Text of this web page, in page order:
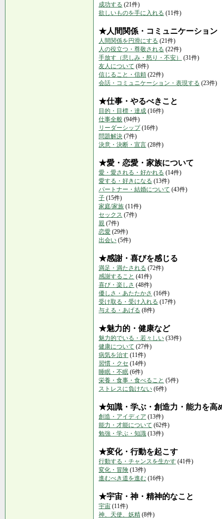
成功する (21件)
欲しいものを手に入れる (11件)
★人間関係・コミュニケーション
人間関係を円滑にする (21件)
人の役立つ・尊敬される (22件)
手放す（悲しみ・怒り・不安）
(31件)
友人について (8件)
信じること・信頼 (22件)
会話・コミュニケーション・表現する (23件)
★仕事・やるべきこと
目的・目標・達成 (16件)
仕事全般 (94件)
リーダーシップ(16件)
問題解決 (7件)
決意・決断・宣言 (28件)
★愛・恋愛・家族について
愛・愛される・好かれる (14件)
愛する・好きになる (13件)
パートナー・結婚について (43件)
子 (15件)
家庭/家族 (11件)
セックス (7件)
親 (7件)
恋愛 (29件)
出会い (5件)
★感謝・喜びを感じる
満足・満たされる (72件)
感謝すること (41件)
喜び・楽しさ (48件)
優しさ・あたたかさ (16件)
受け取る・受け入れる (17件)
与える・あげる (8件)
★魅力的・健康など
魅力的でいる・若々しい (33件)
健康について (27件)
病気を治す (11件)
習慣・クセ (14件)
睡眠・不眠 (6件)
栄養・食事・食べること (5件)
ストレスに負けない (6件)
★知識・学ぶ・創造力・能力を高
創造・アイディア (13件)
能力・才能について (62件)
勉強・学ぶ・知識 (13件)
★変化・行動を起こす
行動する・チャンスを生かす (41件)
変化・冒険 (13件)
進むべき道を進む (16件)
★宇宙・神・精神的なこと
宇宙 (11件)
神、天使、妖精 (8件)